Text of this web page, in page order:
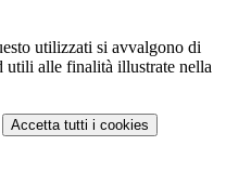
utilizzati si avvalgono di
utili alle finalità illustrate nella
Accetta tutti i cookies